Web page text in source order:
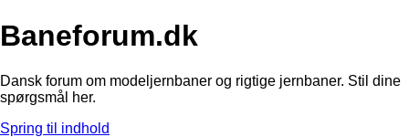
Baneforum.dk
Dansk forum om modeljernbaner og rigtige jernbaner. Stil dine
spørgsmål her.
Spring til indhold